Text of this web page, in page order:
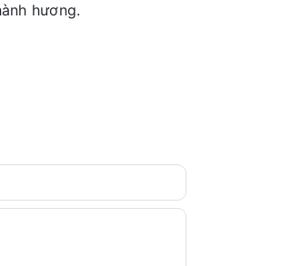
hương.